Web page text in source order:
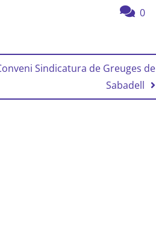
0
Sindicatura de Greuges de
Sabadell